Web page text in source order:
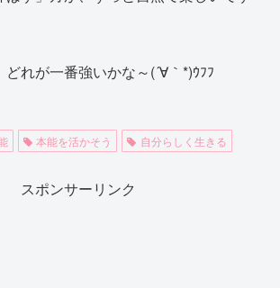
れが一番強いかな～(´∀｀*)ｳﾌﾌ
本能を活かそう 自分らしく生きる
スポンサーリンク